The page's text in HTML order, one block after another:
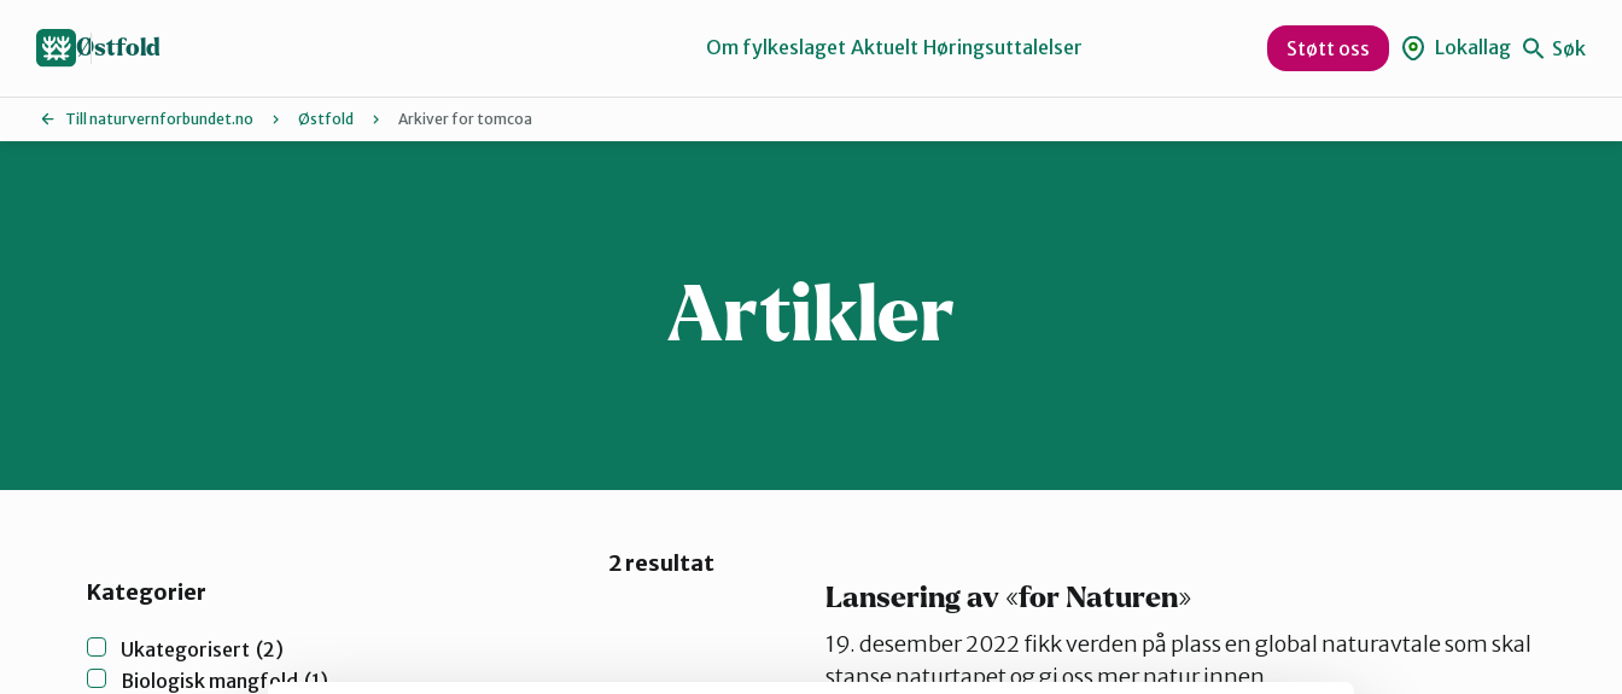
hovedinnhold
Sarpsborg
Østfold Om fylkeslaget Aktuelt Høringsuttalelser Støtt oss Lokallag Søk
Till naturvernforbundet.no Østfold Arkiver for tomcoa
Artikler
Kategorier
Ukategorisert (2)
Biologisk mangfold (1)
2 resultat
Lansering av «for Naturen»
19. desember 2022 fikk verden på plass en global naturavtale som skal
stanse naturtapet og gi oss mer natur innen